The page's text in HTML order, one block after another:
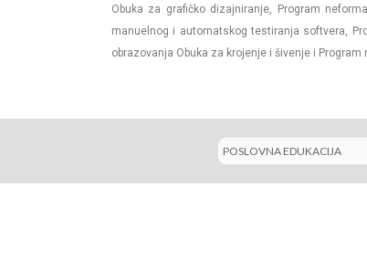
Obuka za grafičko dizajniranje, Program
manuelnog i automatskog testiranja softvera,
obrazovanja Obuka za krojenje i šivenje i